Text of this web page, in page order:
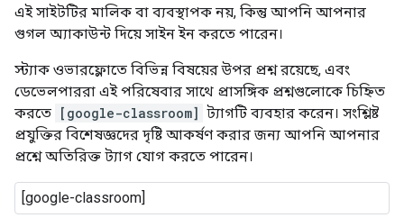
এই সাইটটির মালিক বা ব্যবস্থাপক নয়, কিন্তু আপনি আপনার
গুগল অ্যাকাউন্ট দিয়ে সাইন ইন করতে পারেন।
স্ট্যাক ওভারফ্লোতে বিভিন্ন বিষয়ের উপর প্রশ্ন রয়েছে, এবং
ডেভেলপাররা এই পরিষেবার সাথে প্রাসঙ্গিক প্রশ্নগুলোকে চিহ্নিত
করতে [google-classroom] ট্যাগটি ব্যবহার করেন। সংশ্লিষ্ট
প্রযুক্তির বিশেষজ্ঞদের দৃষ্টি আকর্ষণ করার জন্য আপনি আপনার
প্রশ্নে অতিরিক্ত ট্যাগ যোগ করতে পারেন।